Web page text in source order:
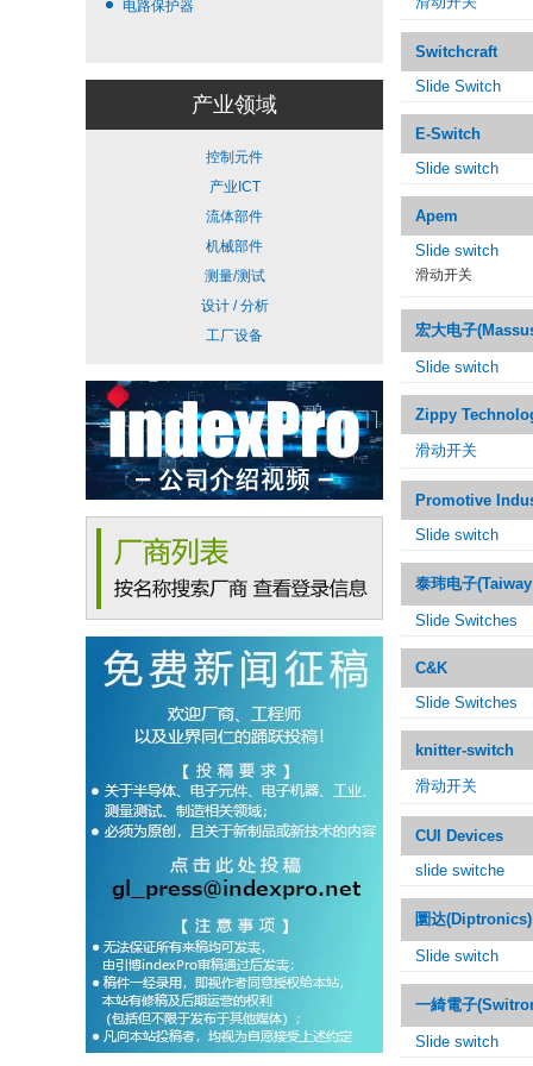
电路保护器
产业领域
控制元件
产业ICT
流体部件
机械部件
测量/测试
设计 / 分析
工厂设备
Switchcraft
Slide Switch
E-Switch
Slide switch
Apem
Slide switch
滑动开关
宏大电子
Slide switch
Zippy
滑动开关
Promotive
Slide switch
泰玮电子
Slide Switches
C&K
Slide Switches
knitter-switch
滑动开关
CUI Devices
slide switche
圜达(Diptronics)
Slide switch
一綺電子
Slide switch